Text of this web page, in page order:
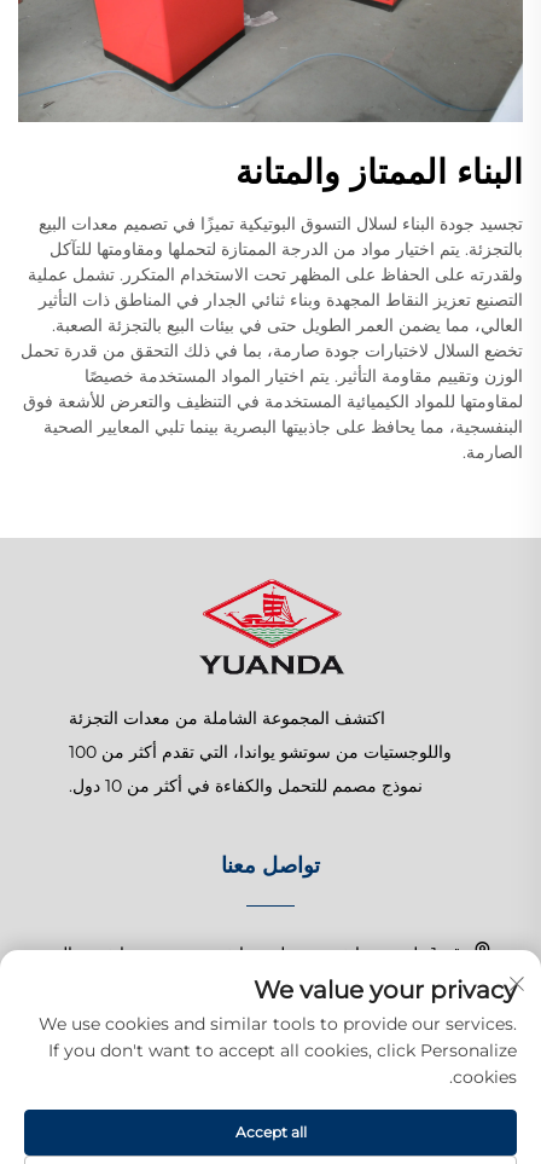
البناء الممتاز والمتانة
تجسيد جودة البناء لسلال التسوق البوتيكية تميزًا في تصميم معدات البيع
بالتجزئة. يتم اختيار مواد من الدرجة الممتازة لتحملها ومقاومتها للتآكل
ولقدرته على الحفاظ على المظهر تحت الاستخدام المتكرر. تشمل عملية
التصنيع تعزيز النقاط المجهدة وبناء ثنائي الجدار في المناطق ذات التأثير
العالي، مما يضمن العمر الطويل حتى في بيئات البيع بالتجزئة الصعبة.
تخضع السلال لاختبارات جودة صارمة، بما في ذلك التحقق من قدرة تحمل
الوزن وتقييم مقاومة التأثير. يتم اختيار المواد المستخدمة خصيصًا
لمقاومتها للمواد الكيميائية المستخدمة في التنظيف والتعرض للأشعة فوق
البنفسجية، مما يحافظ على جاذبيتها البصرية بينما تلبي المعايير الصحية
الصارمة.
اكتشف المجموعة الشاملة من معدات التجزئة
واللوجستيات من سوتشو يواندا، التي تقدم أكثر من 100
نموذج مصمم للتحمل والكفاءة في أكثر من 10 دول.
تواصل معنا
رقم 1 طريق تشانغتشون، بلدة شانغهو، سوزهو، جيانغسو، الصين
+86-15150179453
[email protected]
حقوق النشر © 2025 شركة سوزهو يوودا للمنتجات التجارية المحدودة. جميع
We value your privacy
We use cookies and similar tools to provide our services.
If you don't want to accept all cookies, click Personalize
cookies.
Accept all